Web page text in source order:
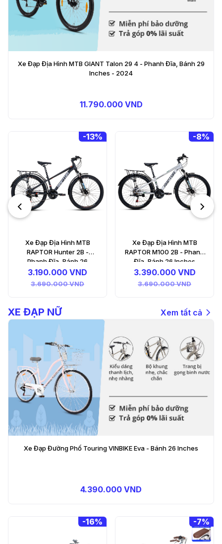
Xe Đạp Địa Hình MTB GIANT Talon 29 4 - Phanh Đĩa, Bánh 29
Inches - 2024
11.790.000 VND
-8%
Xe Đạp Địa Hình MTB
RAPTOR M100 2B - Phanh
Đĩa, Bánh 26 Inches
3.390.000 VND
3.690.000 VND
12%
Xe Đạp Địa Hình MTB
RAPTOR Hunter 3B -
Phanh Đĩa, Bánh 27.5
Inches
3.390.000 VND
3.890.000 VND
XE ĐẠP NỮ Xem tất cả
Xe Đạp Đường Phố Touring VINBIKE Eva - Bánh 26 Inches
4.390.000 VND
-7% -7%
Xe Đạp Đường Phố
Touring RAPTOR Mocha